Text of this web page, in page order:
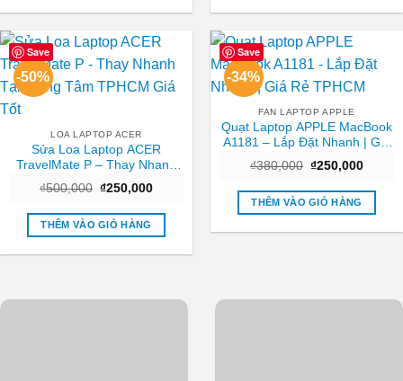
Save
-50%
LOA LAPTOP ACER
Sửa Loa Laptop ACER
TravelMate P – Thay Nhanh
Tốt
₫500,000 Giá
là:
₫500,000.
₫250,000Giá
tại
₫250,000.
THÊM VÀO GIỎ HÀNG
Save
-34%
FAN LAPTOP APPLE
Quạt Laptop APPLE MacBook
A1181 – Lắp Đặt Nhanh | Giá
₫380,000 Giá
là:
₫380,000.
₫250,000Giá
tại
THÊM VÀO GIỎ HÀNG